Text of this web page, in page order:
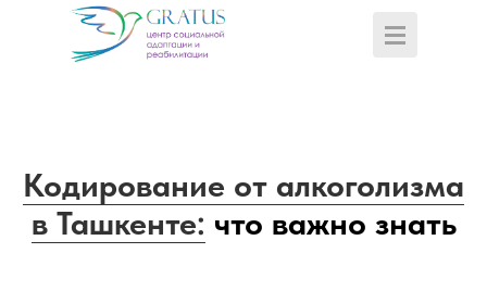
Кодирование от алкоголизма
в Ташкенте: что важно знать